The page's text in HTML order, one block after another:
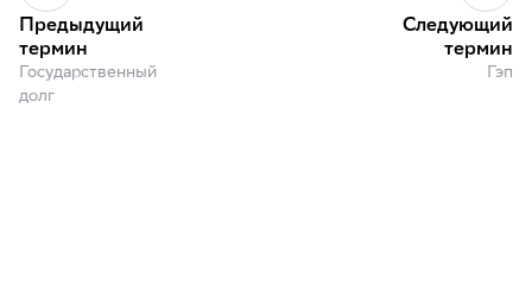
Предыдущий
термин
Государственный
долг
Следующий
термин
Гэп